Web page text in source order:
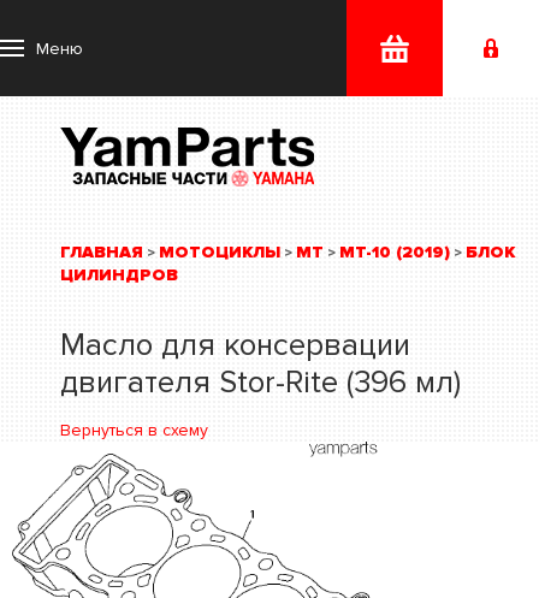
Меню
ГЛАВНАЯ > МОТОЦИКЛЫ > MT > MT-10 (2019) > БЛОК
ЦИЛИНДРОВ
Масло для консервации
двигателя Stor-Rite (396 мл)
Вернуться в схему